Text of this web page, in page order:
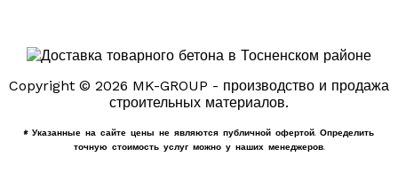
Copyright © 2026 MK-GROUP - производство и продажа
строительных материалов.
* Указанные на сайте цены не являются публичной офертой. Определить
точную стоимость услуг можно у наших менеджеров.